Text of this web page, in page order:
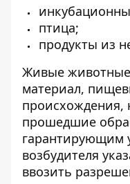
птица;
продукты из
Живые
материал,
происхождения,
прошедшие
гарантирующим
возбудителя
ввозить